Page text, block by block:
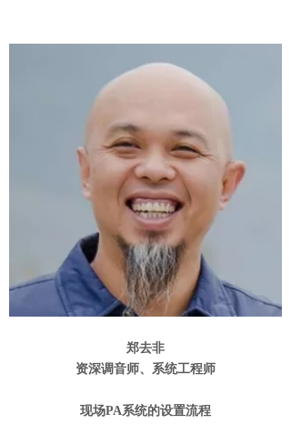
郑去非
资深调音师、系统工程师
现场PA系统的设置流程